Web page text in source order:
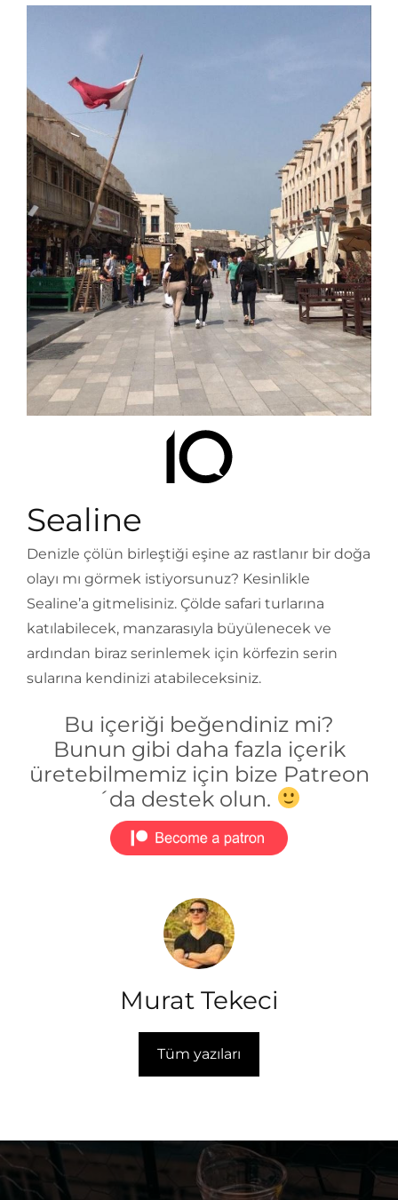
Sealine
Denizle çölün birleştiği eşine az rastlanır bir doğa
olayı mı görmek istiyorsunuz? Kesinlikle
Sealine’a gitmelisiniz. Çölde safari turlarına
katılabilecek, manzarasıyla büyülenecek ve
ardından biraz serinlemek için körfezin serin
sularına kendinizi atabileceksiniz.
Bu içeriği beğendiniz mi?
Bunun gibi daha fazla içerik
üretebilmemiz için bize Patreon
´da destek olun.
Murat Tekeci
Tüm yazıları